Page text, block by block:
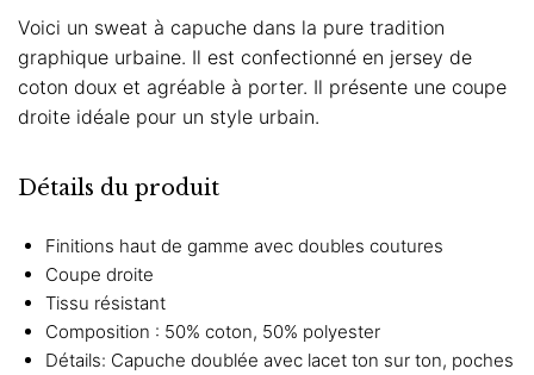
Voici un sweat à capuche dans la pure tradition
graphique urbaine. Il est confectionné en jersey de
coton doux et agréable à porter. Il présente une coupe
droite idéale pour un style urbain.
Détails du produit
Finitions haut de gamme avec doubles coutures
Coupe droite
Tissu résistant
Composition : 50% coton, 50% polyester
Détails: Capuche doublée avec lacet ton sur ton, poches